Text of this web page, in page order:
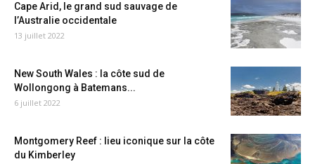
Cape Arid, le grand sud sauvage de
l’Australie occidentale
13 juillet 2022
New South Wales : la côte sud de
Wollongong à Batemans...
6 juillet 2022
Montgomery Reef : lieu iconique sur la côte
du Kimberley